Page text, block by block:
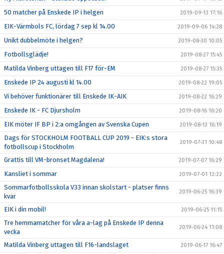
50 matcher på Enskede IP i helgen 2019-09-13 17:16
EIK-Värmbols FC, lördag 7 sep kl 14.00 2019-09-06 14:28
Unikt dubbelmöte i helgen? 2019-08-30 10:05
Fotbollsglädje! 2019-08-27 15:45
Matilda Vinberg uttagen till F17 för-EM 2019-08-27 15:35
Enskede IP 24 augusti kl 14.00 2019-08-22 19:05
Vi behöver funktionärer till Enskede IK-AIK 2019-08-22 16:29
Enskede IK - FC Djursholm 2019-08-16 16:20
EIK möter IF BP i 2:a omgången av Svenska Cupen 2019-08-13 16:19
Dags för STOCKHOLM FOOTBALL CUP 2019 - EIK:s stora
fotbollscup i Stockholm
2019-07-31 10:48
Grattis till VM-bronset Magdalena! 2019-07-07 16:29
Kansliet i sommar 2019-07-01 12:22
Sommarfotbollsskola V33 innan skolstart - platser finns
kvar
2019-06-25 16:39
EIK i din mobil! 2019-06-25 11:15
Tre hemmamatcher för våra a-lag på Enskede IP denna
vecka
2019-06-24 11:08
Matilda Vinberg uttagen till F16-landslaget 2019-06-17 16:47